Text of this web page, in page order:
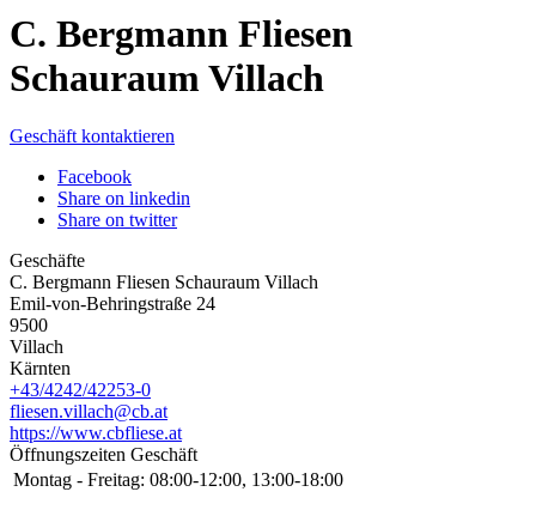
C. Bergmann Fliesen
Schauraum Villach
Geschäft kontaktieren
Facebook
Share on linkedin
Share on twitter
Geschäfte
C. Bergmann Fliesen Schauraum Villach
Emil-von-Behringstraße 24
9500
Villach
Kärnten
+43/4242/42253-0
fliesen.villach@cb.at
https://www.cbfliese.at
Öffnungszeiten Geschäft
Montag - Freitag: 08:00-12:00, 13:00-18:00